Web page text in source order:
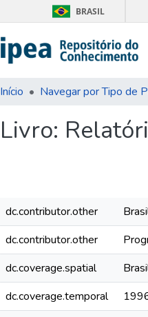
BRASIL
Início
Livro:
dc.contributor.other
dc.contributor.other
dc.coverage.spatial
dc.coverage.temporal